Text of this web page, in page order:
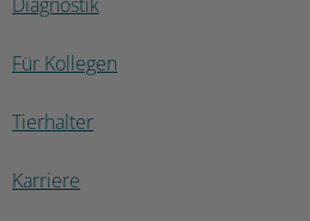
Diagnostik
Für Kollegen
Tierhalter
Karriere